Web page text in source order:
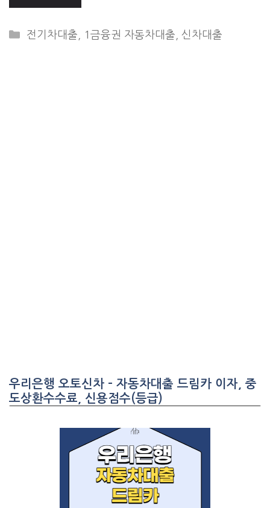
CATEGORIES
전기차대출 1금융권 자동차대출 신차대출
우리은행 오토신차 – 자동차대출 드림카 이자, 중
도상환수수료, 신용점수(등급)